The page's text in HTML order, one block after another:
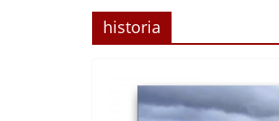
historia